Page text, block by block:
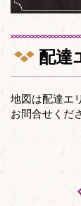
配達
地図は配達エ
お問合せくだ